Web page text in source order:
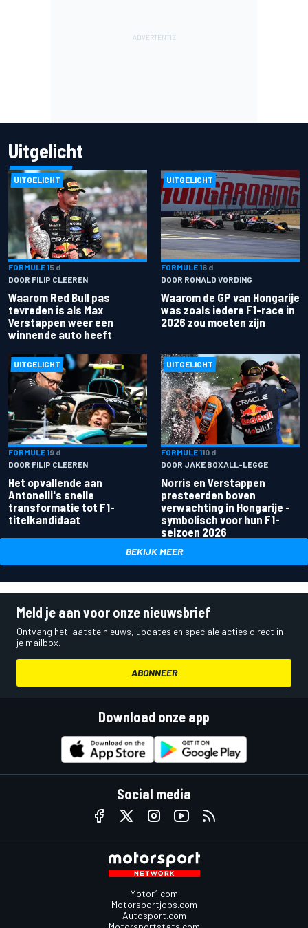
Uitgelicht
UITGELICHT
FORMULE 15 d
DOOR FILIP CLEEREN
Waarom Red Bull pas
tevreden is als Max
Verstappen weer een
winnende auto heeft
UITGELICHT
FORMULE 16 d
DOOR RONALD VORDING
Waarom de GP van Hongarije
was zoals iedere F1-race in
2026 zou moeten zijn
UITGELICHT
FORMULE 19 d
DOOR FILIP CLEEREN
Het opvallende aan
Antonelli's snelle
transformatie tot F1-
titelkandidaat
UITGELICHT
FORMULE 110 d
DOOR JAKE BOXALL-LEGGE
Norris en Verstappen
presteerden boven
verwachting in Hongarije -
symbolisch voor hun F1-
seizoen 2026
BEKIJK MEER
Meld je aan voor onze nieuwsbrief
Ontvang het laatste nieuws, updates en speciale acties direct in
je mailbox.
ABONNEER
Download onze app
Social media
Motor1.com
Motorsportjobs.com
Autosport.com